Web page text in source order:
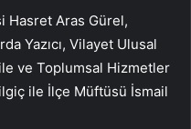
Hasret Aras Gürel,
Yazıcı, Vilayet Ulusal
ve Toplumsal Hizmetler
ile İlçe Müftüsü İsmail